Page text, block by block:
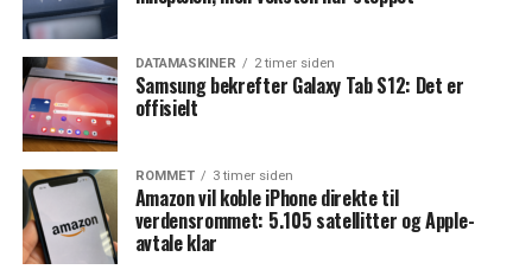
DATAMASKINER 2 timer siden
Samsung bekrefter Galaxy Tab S12: Det er
offisielt
ROMMET 3 timer siden
Amazon vil koble iPhone direkte til
verdensrommet: 5.105 satellitter og Apple-
avtale klar